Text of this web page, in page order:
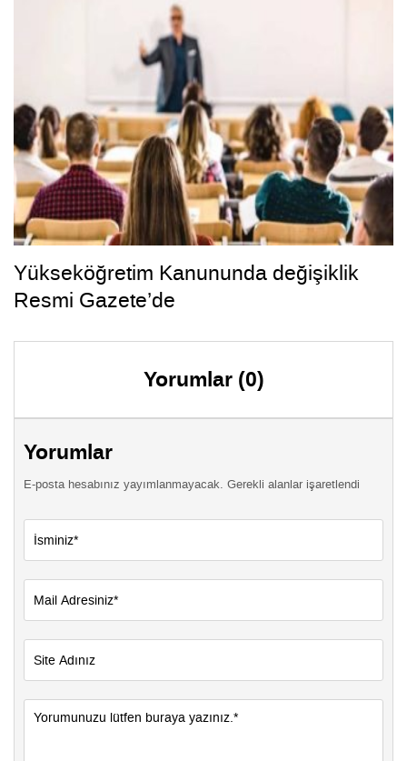
Yükseköğretim Kanununda değişiklik
Resmi Gazete’de
Yorumlar (0)
Yorumlar
E-posta hesabınız yayımlanmayacak. Gerekli alanlar işaretlendi